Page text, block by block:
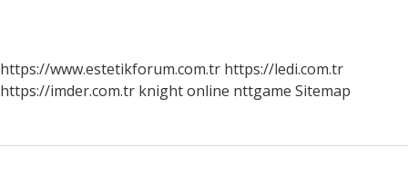
https://www.estetikforum.com.tr https://ledi.com.tr
https://imder.com.tr knight online nttgame Sitemap